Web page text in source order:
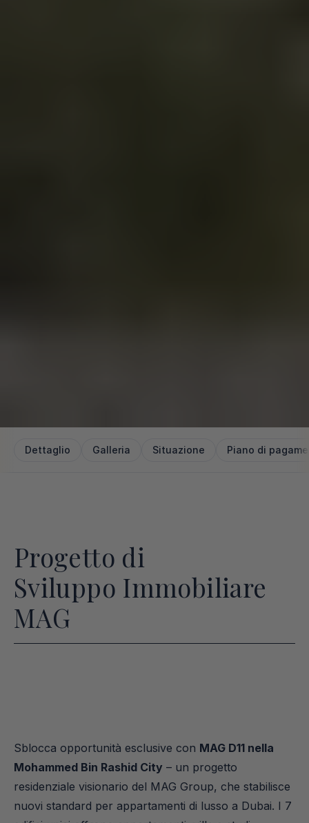
Dettaglio Galleria Situazione Piano di
Progetto di
Sviluppo Immobiliare
MAG
Sblocca opportunità esclusive con MAG D11 nella
Mohammed Bin Rashid City – un progetto
residenziale visionario del MAG Group, che stabilisce
nuovi standard per appartamenti di lusso a Dubai. I 7